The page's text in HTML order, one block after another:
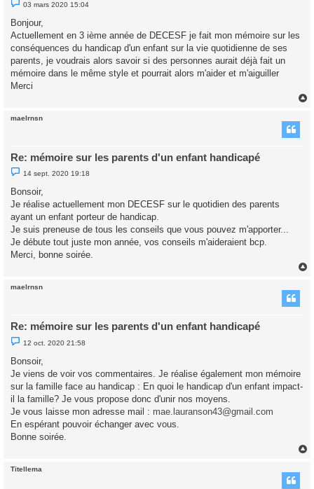
e
s
a
e
n
o
n
l
03 mars 2020 15:04
Bonjour,
Actuellement en 3 ième année de DECESF je fait mon mémoire sur les
conséquences du handicap d'un enfant sur la vie quotidienne de ses
parents, je voudrais alors savoir si des personnes aurait déjà fait un
mémoire dans le même style et pourrait alors m'aider et m'aiguiller
Merci
maelrnsn
Re: mémoire sur les parents d'un enfant handicapé
M
e
s
a
e
n
n
l
14 sept. 2020 19:18
Bonsoir,
Je réalise actuellement mon DECESF sur le quotidien des parents
ayant un enfant porteur de handicap.
Je suis preneuse de tous les conseils que vous pouvez m'apporter...
Je débute tout juste mon année, vos conseils m'aideraient bcp.
Merci, bonne soirée.
maelrnsn
Re: mémoire sur les parents d'un enfant handicapé
M
e
s
a
e
n
n
l
12 oct. 2020 21:58
Bonsoir,
Je viens de voir vos commentaires. Je réalise également mon mémoire
sur la famille face au handicap : En quoi le handicap d'un enfant impact-
il la famille? Je vous propose donc d'unir nos moyens.
Je vous laisse mon adresse mail : mae.lauranson43@gmail.com
En espérant pouvoir échanger avec vous.
Bonne soirée.
Titellema